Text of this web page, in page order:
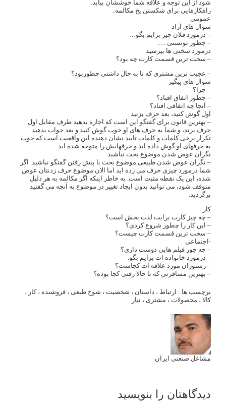
شود از این توجه و علاقه شما خوششان بیاید.
راهکارهایی برای شکستن یخ مکالمه:
عمومی
سوال های آزاد
– درمورد فلان چیز برایم بگو…
– چطور تونستی ….
درمورد سختی ها بپرسید
– سخت ترین قسمت کارت چه بود؟
– عجیب ترین مشتری که تا به حال داشتی چطوربود؟
سوال های پیگیر
– چرا؟
– چطور اتفاق افتاد؟
– آنجا چه اتفاقی افتاد؟
اول گوش کنید، بعد حرف بزنید
– بهترین قانون برای گفتگو این است که اجازه بدهید طرف مقابل اول
حرف بزند، و شما به حرف های او خوب گوش کنید و بعد جواب بدهید.
تکرار برخی کلمات و کلمات تایید نشان دهنده این واقعیت است که خوب
به حرفهای او گوش داده اید و حرفهایش را متوجه شده اید.
نگران عوض شدن موضوع بحث نباشید
– نگران عوض شدن طبیعی موضوع بحث با پیش رفتن گفتگو نباشید. اگر
شما درمورد چیزی حرف می زده اید اما الان موضوع حرف زدنتان عوض
شده، این یک نقطه مثبت است. به خاطر اینکه اگر مکالمه به هر دلیل
متوقف شود، می توانید بدون ایجاد تغییر در موضوع به آنچه می گفتید
برگردید.
کار
– چه چیز کارت برایت لذت بخش است؟
– این کار را چطور شروع کردی؟
– سخت ترین قسمت کارت چیست؟
-اجتماعی
– چه جور فیلم هایی دوست داری؟
– درمورد خانواده ات برایم بگو.
– رستوران مورد علاقه ات کجاست؟
– بهترین مسافرتی که تا حالا رفتی کجا بوده؟
برچسب ها : ارتباط ، داستان ، شخصیت ، شوخ طبعی ، فروشنده ،کار ،
کالا ، محصولات ، مشتری ، نیاز
مشاغل صنعتی ایران
دیدگاهتان را بنویسید